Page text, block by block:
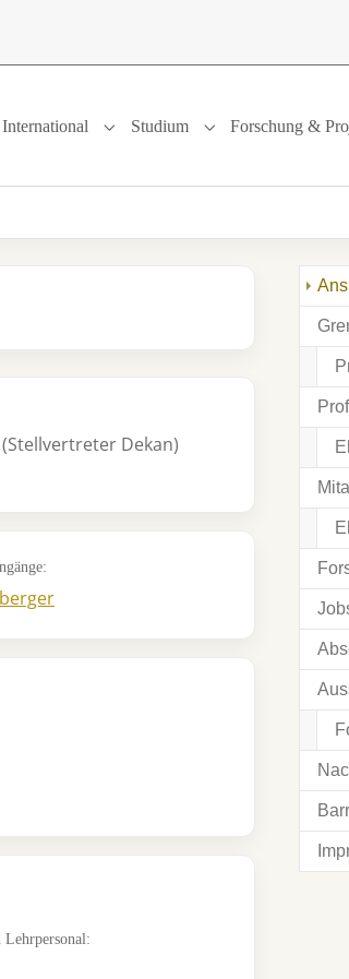
for "Studiengänge"
International
Submenu for "International"
Studium
Submenu for
Forschung &
(Stellvertreter Dekan)